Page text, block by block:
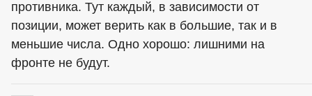
противника. Тут каждый, в зависимости от
позиции, может верить как в большие, так и в
меньшие числа. Одно хорошо: лишними на
фронте не будут.